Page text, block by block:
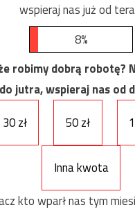
wspieraj nas już od
8%
robimy dobrą robotę?
do jutra, wspieraj nas od
30 zł
50 zł
Inna kwota
kto wparł nas tym